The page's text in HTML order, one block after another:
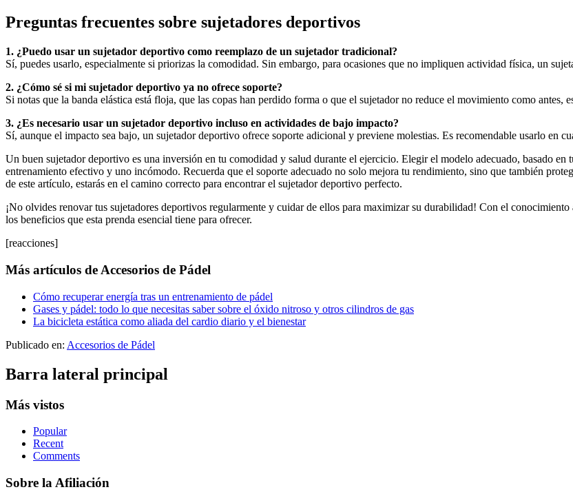
Preguntas frecuentes sobre sujetadores deportivos
1. ¿Puedo usar un sujetador deportivo como reemplazo de un sujetador tradicional?
Sí, puedes usarlo, especialmente si priorizas la comodidad. Sin embargo, para ocasiones que no impliquen actividad física, un
2. ¿Cómo sé si mi sujetador deportivo ya no ofrece soporte?
Si notas que la banda elástica está floja, que las copas han perdido forma o que el sujetador no reduce el movimiento como antes,
3. ¿Es necesario usar un sujetador deportivo incluso en actividades de bajo impacto?
Sí, aunque el impacto sea bajo, un sujetador deportivo ofrece soporte adicional y previene molestias. Es recomendable usarlo en
Un buen sujetador deportivo es una inversión en tu comodidad y salud durante el ejercicio. Elegir el modelo adecuado, basado
entrenamiento efectivo y uno incómodo. Recuerda que el soporte adecuado no solo mejora tu rendimiento, sino que también
de este artículo, estarás en el camino correcto para encontrar el sujetador deportivo perfecto.
¡No olvides renovar tus sujetadores deportivos regularmente y cuidar de ellos para maximizar su durabilidad! Con el
los beneficios que esta prenda esencial tiene para ofrecer.
[reacciones]
Más artículos de Accesorios de Pádel
Cómo recuperar energía tras un entrenamiento de pádel
Gases y pádel: todo lo que necesitas saber sobre el óxido nitroso y otros cilindros de gas
La bicicleta estática como aliada del cardio diario y el bienestar
Publicado en: Accesorios de Pádel
Barra lateral principal
Más vistos
Popular
Recent
Comments
Sobre la Afiliación